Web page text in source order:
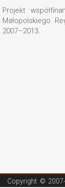
Projekt
Małopolskiego
2007–2013.
Copyright ©